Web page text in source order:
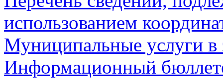
использованием
Муниципальные услуги в
Информационный